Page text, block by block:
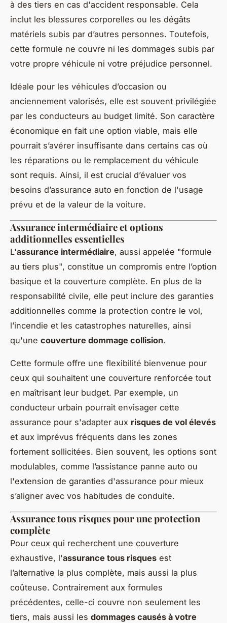
à des tiers en cas d'accident responsable. Cela
inclut les blessures corporelles ou les dégâts
matériels subis par d’autres personnes. Toutefois,
cette formule ne couvre ni les dommages subis par
votre propre véhicule ni votre préjudice personnel.
Idéale pour les véhicules d’occasion ou
anciennement valorisés, elle est souvent privilégiée
par les conducteurs au budget limité. Son caractère
économique en fait une option viable, mais elle
pourrait s’avérer insuffisante dans certains cas où
les réparations ou le remplacement du véhicule
sont requis. Ainsi, il est crucial d’évaluer vos
besoins d’assurance auto en fonction de l'usage
prévu et de la valeur de la voiture.
Assurance intermédiaire et options
additionnelles essentielles
L'assurance intermédiaire, aussi appelée "formule
au tiers plus", constitue un compromis entre l’option
basique et la couverture complète. En plus de la
responsabilité civile, elle peut inclure des garanties
additionnelles comme la protection contre le vol,
l’incendie et les catastrophes naturelles, ainsi
qu'une couverture dommage collision.
Cette formule offre une flexibilité bienvenue pour
ceux qui souhaitent une couverture renforcée tout
en maîtrisant leur budget. Par exemple, un
conducteur urbain pourrait envisager cette
assurance pour s'adapter aux risques de vol élevés
et aux imprévus fréquents dans les zones
fortement sollicitées. Bien souvent, les options sont
modulables, comme l’assistance panne auto ou
l'extension de garanties d'assurance pour mieux
s’aligner avec vos habitudes de conduite.
Assurance tous risques pour une protection
complète
Pour ceux qui recherchent une couverture
exhaustive, l'assurance tous risques est
l’alternative la plus complète, mais aussi la plus
coûteuse. Contrairement aux formules
précédentes, celle-ci couvre non seulement les
tiers, mais aussi les dommages causés à votre